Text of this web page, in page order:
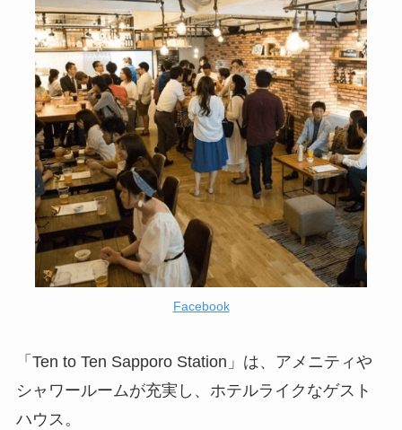
Facebook
「Ten to Ten Sapporo Station」は、アメニティや
シャワールームが充実し、ホテルライクなゲスト
ハウス。